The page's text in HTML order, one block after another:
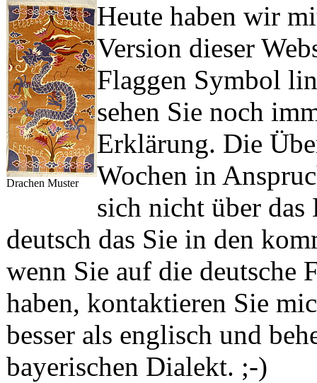
Drachen Muster
Heute haben wir
Version dieser
Flaggen Symbol
sehen Sie noch
Erklärung. Die
Wochen in
sich nicht über
deutsch das Sie in den
wenn Sie auf die deutsche
haben, kontaktieren Sie
besser als englisch und
bayerischen Dialekt. ;-)